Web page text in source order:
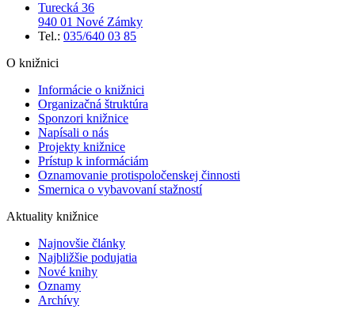
Turecká 36
940 01 Nové Zámky
Tel.: 035/640 03 85
O knižnici
Informácie o knižnici
Organizačná štruktúra
Sponzori knižnice
Napísali o nás
Projekty knižnice
Prístup k informáciám
Oznamovanie protispoločenskej činnosti
Smernica o vybavovaní stažností
Aktuality knižnice
Najnovšie články
Najbližšie podujatia
Nové knihy
Oznamy
Archívy